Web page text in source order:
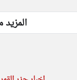
المزيد